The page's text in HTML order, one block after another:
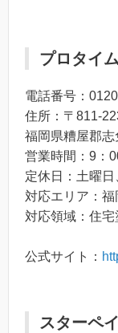
プロタイ
電話番号：
住所：〒811-
福岡県糟屋郡
営業時間：9：
定休日：土曜日
対応エリア：福
対応領域：住宅
公式サイト：
スターペ